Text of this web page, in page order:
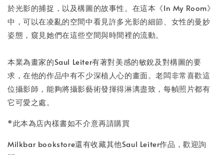
加入購物車
於光影的捕捉，以及構圖的故事性。在這本《In My Room》
中，可以在凌亂的空間中看見許多光影的細節、女性的曼妙
姿態，窺見她們在這些空間與時間裡的流動。
本業為畫家的Saul Leiter有著對美感的敏銳及對構圖的要
求，在他的作品中有不少深植人心的畫面。老闆非常喜歡這
位攝影師，能夠將攝影藝術發揮得淋漓盡致，每幀照片都有
它可愛之處。
*此本為店內樣書如不介意再請購買
Milkbar bookstore還有收藏其他Saul Leiter作品，歡迎詢